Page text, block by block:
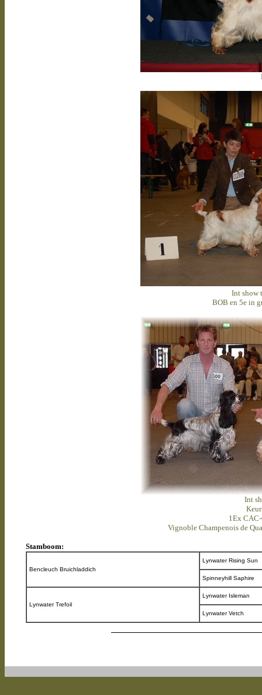
Int show
BOB en 5e in
Int
1Ex
Vignoble Champenois de
Stamboom:
Bencleuch Bruichladdich
Lynwater Rising Sun
Spinneyhill Saphire
Lynwater Trefoil
Lynwater Isleman
Lynwater Vetch